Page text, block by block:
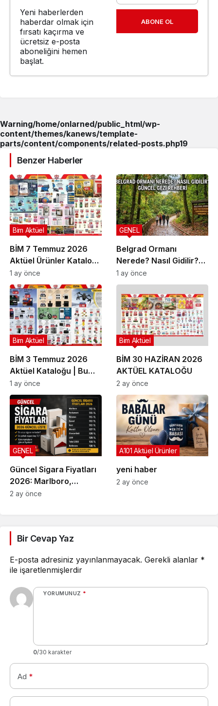
Yeni haberlerden
haberdar olmak için
fırsatı kaçırma ve
ücretsiz e-posta
aboneliğini hemen
başlat.
ABONE OL
Warning/home/onlarned/public_html/wp-
content/themes/kanews/template-
parts/content/components/related-posts.php19
Benzer Haberler
BİM 7 Temmuz 2026
Aktüel Ürünler Kataloğu
| Bu Hafta İndirimde
Olan Ürünler
Bim Aktüel
1 ay önce
Belgrad Ormanı
Nerede? Nasıl Gidilir?
Güncel Gezi Rehberi
GENEL
1 ay önce
BİM 3 Temmuz 2026
Aktüel Kataloğu | Bu
Hafta İndirime Giren
Ürünler
Bim Aktüel
1 ay önce
BİM 30 HAZİRAN 2026
AKTÜEL KATALOĞU
Bim Aktüel
2 ay önce
Güncel Sigara Fiyatları
2026: Marlboro,
Parliament, Winston,
GENEL
2 ay önce
yeni haber
A101 Aktüel Ürünler
2 ay önce
Bir Cevap Yaz
E-posta adresiniz yayınlanmayacak. Gerekli alanlar *
ile işaretlenmişlerdir
YORUMUNUZ *
0/30 karakter
Ad *